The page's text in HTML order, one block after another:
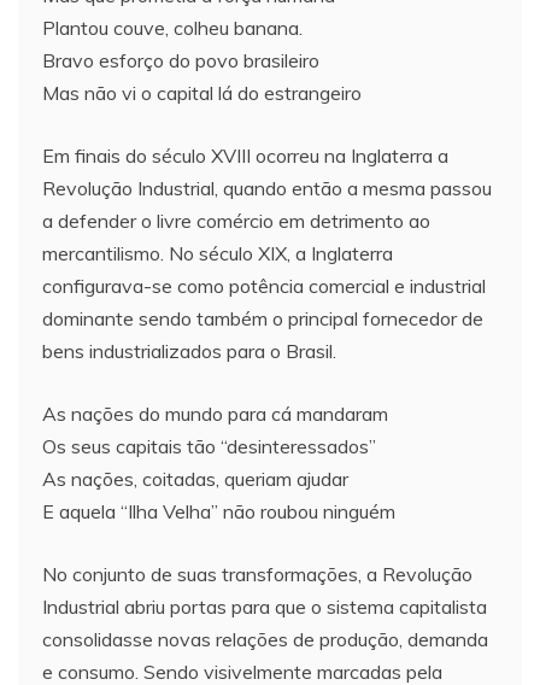
Plantou couve, colheu banana.
Bravo esforço do povo brasileiro
Mas não vi o capital lá do estrangeiro
Em finais do século XVIII ocorreu na Inglaterra a
Revolução Industrial, quando então a mesma passou
a defender o livre comércio em detrimento ao
mercantilismo. No século XIX, a Inglaterra
configurava-se como potência comercial e industrial
dominante sendo também o principal fornecedor de
bens industrializados para o Brasil.
As nações do mundo para cá mandaram
Os seus capitais tão “desinteressados”
As nações, coitadas, queriam ajudar
E aquela “Ilha Velha” não roubou ninguém
No conjunto de suas transformações, a Revolução
Industrial abriu portas para que o sistema capitalista
consolidasse novas relações de produção, demanda
e consumo. Sendo visivelmente marcadas pela